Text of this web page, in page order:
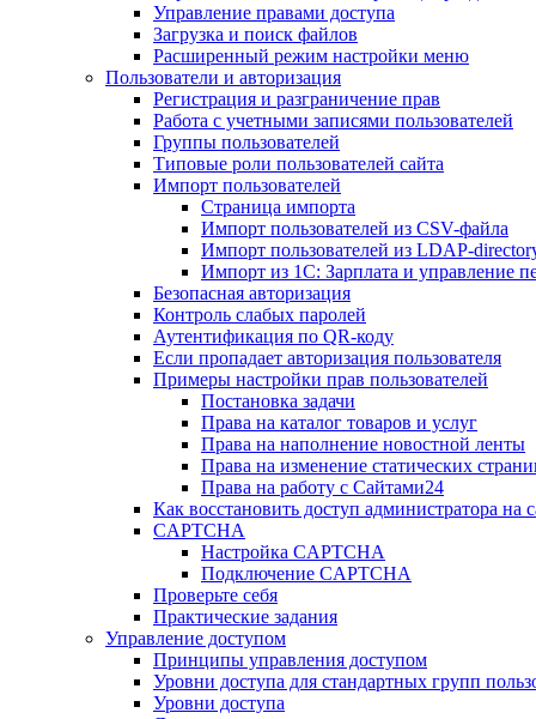
Управление правами доступа
Загрузка и поиск файлов
Расширенный режим настройки меню
Пользователи и авторизация
Регистрация и разграничение прав
Работа с учетными записями пользователей
Группы пользователей
Типовые роли пользователей сайта
Импорт пользователей
Страница импорта
Импорт пользователей из CSV-файла
Импорт пользователей из LDAP-
Импорт из 1С: Зарплата и управление
Безопасная авторизация
Контроль слабых паролей
Аутентификация по QR-коду
Если пропадает авторизация пользователя
Примеры настройки прав пользователей
Постановка задачи
Права на каталог товаров и услуг
Права на наполнение новостной ленты
Права на изменение статических
Права на работу с Сайтами24
Как восстановить доступ администратора на
CAPTCHA
Настройка CAPTCHA
Подключение CAPTCHA
Проверьте себя
Практические задания
Управление доступом
Принципы управления доступом
Уровни доступа для стандартных групп
Уровни доступа